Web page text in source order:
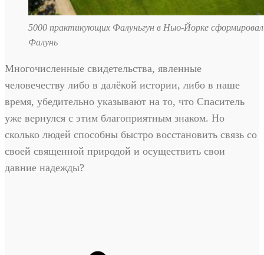
5000 практикующих Фалуньгун в Нью-Йорке
Фалунь
Многочисленные свидетельства, явленные
человечеству либо в далёкой истории, либо в наше
время, убедительно указывают на то, что Спаситель
уже вернулся с этим благоприятным знаком. Но
сколько людей способны быстро восстановить связь со
своей священной природой и осуществить свои
давние надежды?